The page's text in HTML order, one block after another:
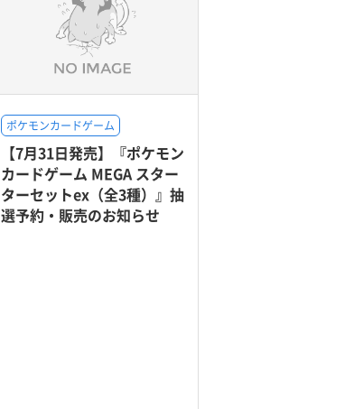
ポケモンカードゲーム
【7月31日発売】『ポケモン
カードゲーム MEGA スター
ターセットex（全3種）』抽
選予約・販売のお知らせ